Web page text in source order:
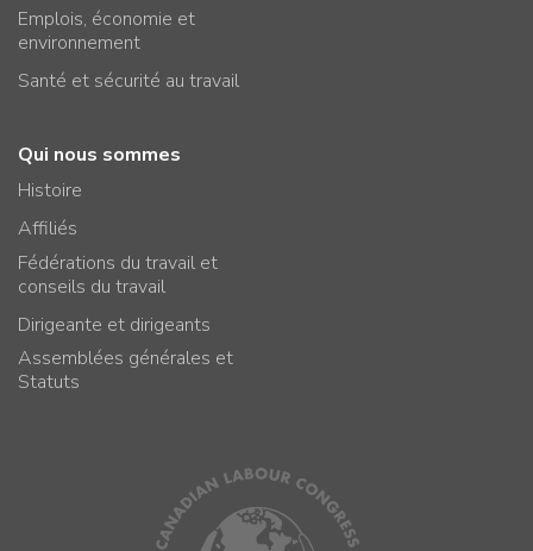
Emplois, économie et
environnement
Santé et sécurité au travail
Qui nous sommes
Histoire
Affiliés
Fédérations du travail et
conseils du travail
Dirigeante et dirigeants
Assemblées générales et
Statuts